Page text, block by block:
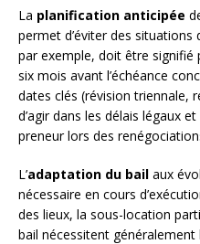
La planification anticipée
permet d’éviter des
par exemple, doit être signifié
six mois avant l’échéance
dates clés (révision triennale,
d’agir dans les délais légaux
preneur lors des
L’adaptation du bail aux
nécessaire en cours
des lieux, la sous-location
bail nécessitent généralement